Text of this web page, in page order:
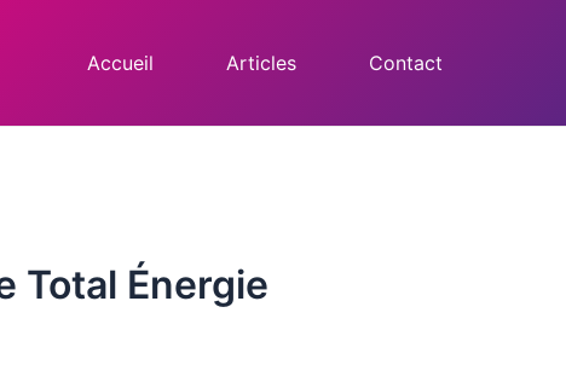
Accueil Articles Contact
Total Énergie